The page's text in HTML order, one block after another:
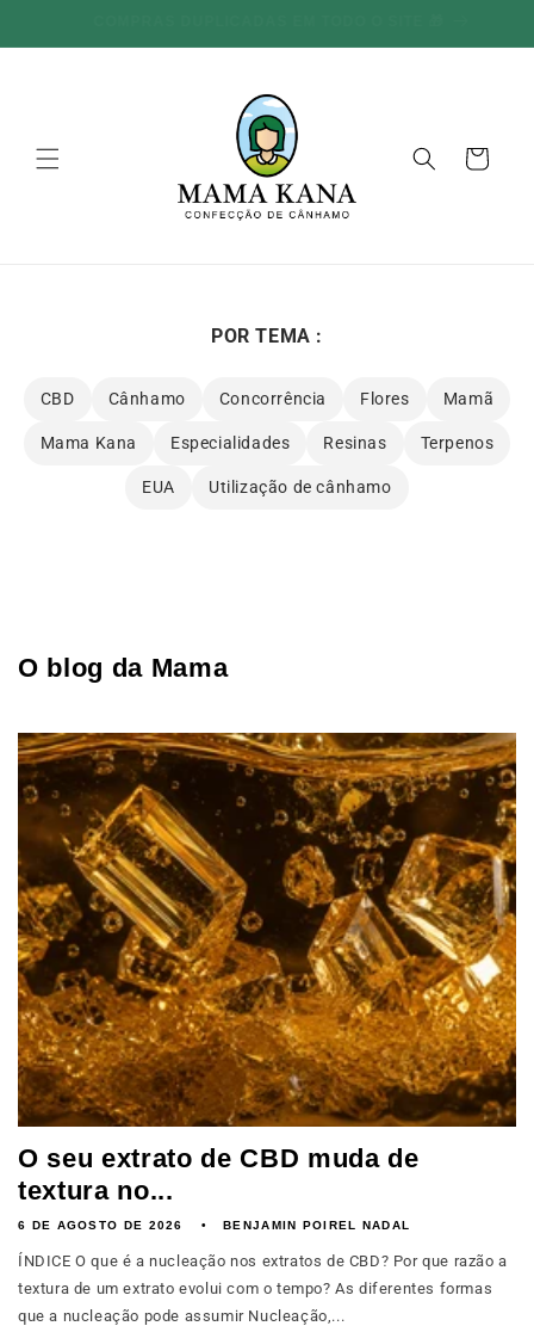
conteúdo
Carrinho
POR TEMA :
CBD Cânhamo Concorrência Flores Mamã
Mama Kana Especialidades Resinas Terpenos
EUA Utilização de cânhamo
O blog da Mama
O seu extrato de CBD muda de
textura no...
6 DE AGOSTO DE 2026 BENJAMIN POIREL NADAL
ÍNDICE O que é a nucleação nos extratos de CBD? Por que razão a
textura de um extrato evolui com o tempo? As diferentes formas
que a nucleação pode assumir Nucleação,...